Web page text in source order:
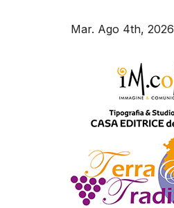
Mar. Ago 4th, 2026